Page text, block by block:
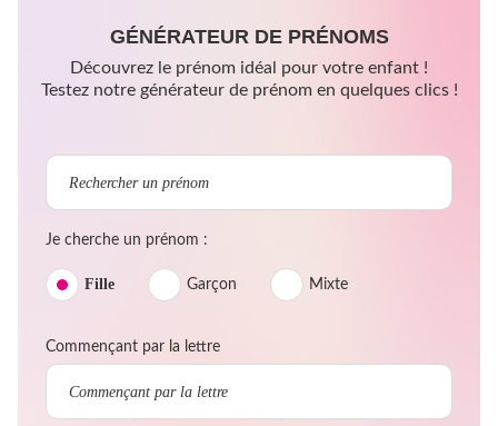
GÉNÉRATEUR DE PRÉNOMS
Découvrez le prénom idéal pour votre enfant !
Testez notre générateur de prénom en quelques clics !
Je cherche un prénom :
Fille Garçon Mixte
Commençant par la lettre